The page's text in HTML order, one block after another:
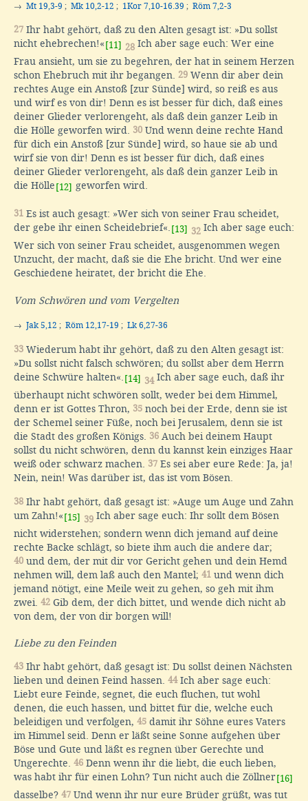
→ Mt 19,3-9 ; Mk 10,2-12 ; 1Kor 7,10-16.39 ; Röm 7,2-3
27 Ihr habt gehört, daß zu den Alten gesagt ist: »Du sollst
nicht ehebrechen!« [11] 28 Ich aber sage euch: Wer eine
Frau ansieht, um sie zu begehren, der hat in seinem Herzen
schon Ehebruch mit ihr begangen. 29 Wenn dir aber dein
rechtes Auge ein Anstoß [zur Sünde] wird, so reiß es aus
und wirf es von dir! Denn es ist besser für dich, daß eines
deiner Glieder verlorengeht, als daß dein ganzer Leib in
die Hölle geworfen wird. 30 Und wenn deine rechte Hand
für dich ein Anstoß [zur Sünde] wird, so haue sie ab und
wirf sie von dir! Denn es ist besser für dich, daß eines
deiner Glieder verlorengeht, als daß dein ganzer Leib in
die Hölle [12] geworfen wird.
31 Es ist auch gesagt: »Wer sich von seiner Frau scheidet,
der gebe ihr einen Scheidebrief«. [13] 32 Ich aber sage euch:
Wer sich von seiner Frau scheidet, ausgenommen wegen
Unzucht, der macht, daß sie die Ehe bricht. Und wer eine
Geschiedene heiratet, der bricht die Ehe.
Vom Schwören und vom Vergelten
→ Jak 5,12 ; Röm 12,17-19 ; Lk 6,27-36
33 Wiederum habt ihr gehört, daß zu den Alten gesagt ist:
»Du sollst nicht falsch schwören; du sollst aber dem Herrn
deine Schwüre halten«. [14] 34 Ich aber sage euch, daß ihr
überhaupt nicht schwören sollt, weder bei dem Himmel,
denn er ist Gottes Thron, 35 noch bei der Erde, denn sie ist
der Schemel seiner Füße, noch bei Jerusalem, denn sie ist
die Stadt des großen Königs. 36 Auch bei deinem Haupt
sollst du nicht schwören, denn du kannst kein einziges Haar
weiß oder schwarz machen. 37 Es sei aber eure Rede: Ja, ja!
Nein, nein! Was darüber ist, das ist vom Bösen.
38 Ihr habt gehört, daß gesagt ist: »Auge um Auge und Zahn
um Zahn!« [15] 39 Ich aber sage euch: Ihr sollt dem Bösen
nicht widerstehen; sondern wenn dich jemand auf deine
rechte Backe schlägt, so biete ihm auch die andere dar;
40 und dem, der mit dir vor Gericht gehen und dein Hemd
nehmen will, dem laß auch den Mantel; 41 und wenn dich
jemand nötigt, eine Meile weit zu gehen, so geh mit ihm
zwei. 42 Gib dem, der dich bittet, und wende dich nicht ab
von dem, der von dir borgen will!
Liebe zu den Feinden
43 Ihr habt gehört, daß gesagt ist: Du sollst deinen Nächsten
lieben und deinen Feind hassen. 44Ich aber sage euch:
Liebt eure Feinde, segnet, die euch fluchen, tut wohl
denen, die euch hassen, und bittet für die, welche euch
beleidigen und verfolgen, 45 damit ihr Söhne eures Vaters
im Himmel seid. Denn er läßt seine Sonne aufgehen über
Böse und Gute und läßt es regnen über Gerechte und
Ungerechte. 46 Denn wenn ihr die liebt, die euch lieben,
was habt ihr für einen Lohn? Tun nicht auch die Zöllner[16]
dasselbe? 47 Und wenn ihr nur eure Brüder grüßt, was tut